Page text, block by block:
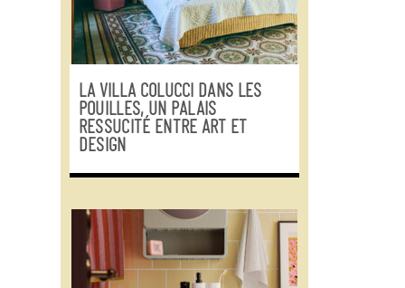
LA VILLA COLUCCI DANS LES
POUILLES, UN PALAIS
RESSUCITÉ ENTRE ART ET
DESIGN